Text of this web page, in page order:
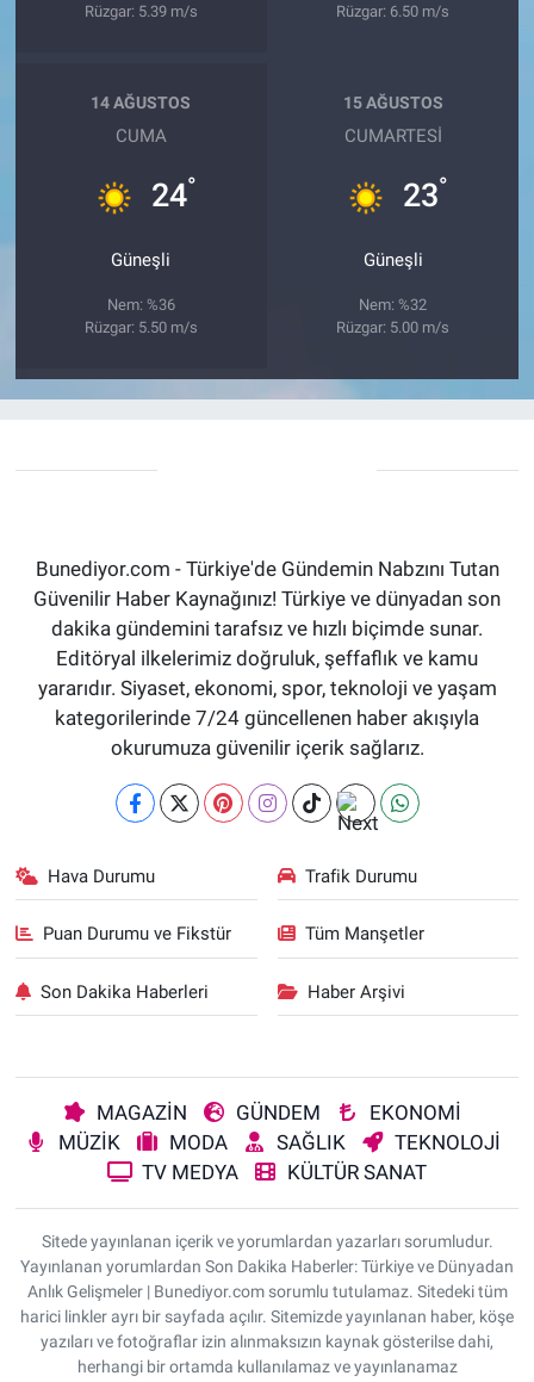
Rüzgar: 5.39 m/s
Rüzgar: 6.50 m/s
14 AĞUSTOS
CUMA
24°
Güneşli
Nem: %36
Rüzgar: 5.50 m/s
15 AĞUSTOS
CUMARTESI
23°
Güneşli
Nem: %32
Rüzgar: 5.00 m/s
Bunediyor.com - Türkiye'de Gündemin Nabzını Tutan
Güvenilir Haber Kaynağınız! Türkiye ve dünyadan son
dakika gündemini tarafsız ve hızlı biçimde sunar.
Editöryal ilkelerimiz doğruluk, şeffaflık ve kamu
yararıdır. Siyaset, ekonomi, spor, teknoloji ve yaşam
kategorilerinde 7/24 güncellenen haber akışıyla
okurumuza güvenilir içerik sağlarız.
Hava Durumu Trafik Durumu
Puan Durumu ve Fikstür Tüm Manşetler
Son Dakika Haberleri Haber Arşivi
MAGAZİN GÜNDEM
EKONOMİ
MÜZİK
MODA SAĞLIK
TEKNOLOJİ
TV MEDYA
KÜLTÜR SANAT
Sitede yayınlanan içerik ve yorumlardan yazarları sorumludur.
Yayınlanan yorumlardan Son Dakika Haberler: Türkiye ve Dünyadan
Anlık Gelişmeler | Bunediyor.com sorumlu tutulamaz. Sitedeki tüm
harici linkler ayrı bir sayfada açılır. Sitemizde yayınlanan haber, köşe
yazıları ve fotoğraflar izin alınmaksızın kaynak gösterilse dahi,
herhangi bir ortamda kullanılamaz ve yayınlanamaz